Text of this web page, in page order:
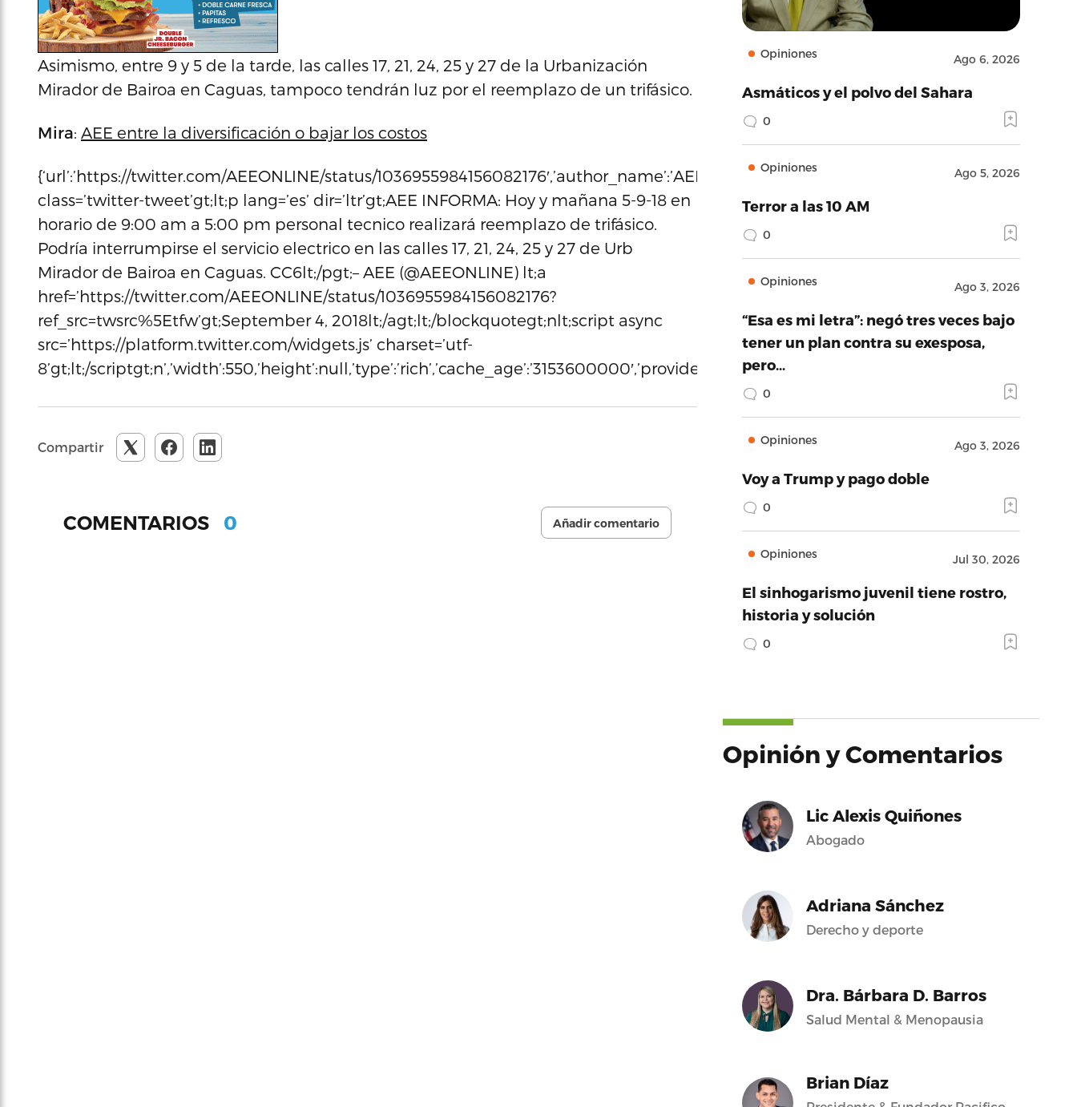
Asimismo, entre 9 y 5 de la tarde, las calles 17, 21, 24, 25 y 27 de la Urbanización
Mirador de Bairoa en Caguas, tampoco tendrán luz por el reemplazo de un trifásico.
Mira: AEE entre la diversificación o bajar los costos
{‘url’:’https://twitter.com/AEEONLINE/status/1036955984156082176′,’author_name’:’AEE’,’author_url’:’https://twitter.com/
class=’twitter-tweet’gt;lt;p lang=’es’ dir=’ltr’gt;AEE INFORMA: Hoy y mañana 5-9-18 en
horario de 9:00 am a 5:00 pm personal tecnico realizará reemplazo de trifásico.
Podría interrumpirse el servicio electrico en las calles 17, 21, 24, 25 y 27 de Urb
Mirador de Bairoa en Caguas. CC6lt;/pgt;– AEE (@AEEONLINE) lt;a
href=’https://twitter.com/AEEONLINE/status/1036955984156082176?
ref_src=twsrc%5Etfw’gt;September 4, 2018lt;/agt;lt;/blockquotegt;nlt;script async
src=’https://platform.twitter.com/widgets.js’ charset=’utf-
8’gt;lt;/scriptgt;n’,’width’:550,’height’:null,’type’:’rich’,’cache_age’:’3153600000′,’provider_name’:’Twitter’,’provider_url’:’https://
Compartir
COMENTARIOS 0 Añadir comentario
Opiniones Ago 6, 2026
Asmáticos y el polvo del Sahara
0
Opiniones Ago 5, 2026
Terror a las 10 AM
0
Opiniones Ago 3, 2026
“Esa es mi letra”: negó tres veces bajo
tener un plan contra su exesposa,
pero…
0
Opiniones Ago 3, 2026
Voy a Trump y pago doble
0
Opiniones Jul 30, 2026
El sinhogarismo juvenil tiene rostro,
historia y solución
0
Opinión y Comentarios
Lic Alexis Quiñones
Abogado
Adriana Sánchez
Derecho y deporte
Dra. Bárbara D. Barros
Salud Mental & Menopausia
Brian Díaz